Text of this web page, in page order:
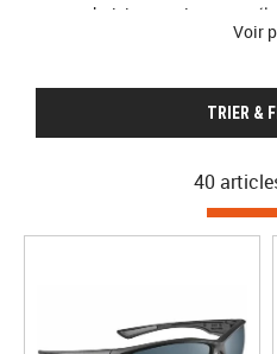
pourrez choisir parmi notre
ESS, OAKLEY,
Voir
TRIER &
40